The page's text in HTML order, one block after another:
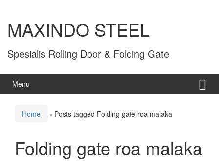
MAXINDO STEEL
Spesialis Rolling Door & Folding Gate
Menu
Home › Posts tagged Folding gate roa malaka
Folding gate roa malaka